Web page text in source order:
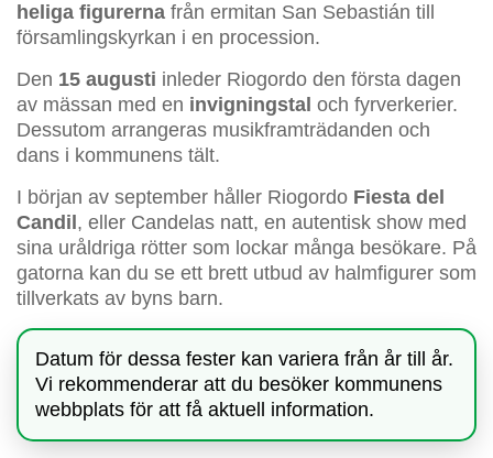
heliga figurerna från ermitan San Sebastián till
församlingskyrkan i en procession.
Den 15 augusti inleder Riogordo den första dagen
av mässan med en invigningstal och fyrverkerier.
Dessutom arrangeras musikframträdanden och
dans i kommunens tält.
I början av september håller Riogordo Fiesta del
Candil , eller Candelas natt, en autentisk show med
sina uråldriga rötter som lockar många besökare. På
gatorna kan du se ett brett utbud av halmfigurer som
tillverkats av byns barn.
Datum för dessa fester kan variera från år till år.
Vi rekommenderar att du besöker kommunens
webbplats för att få aktuell information.